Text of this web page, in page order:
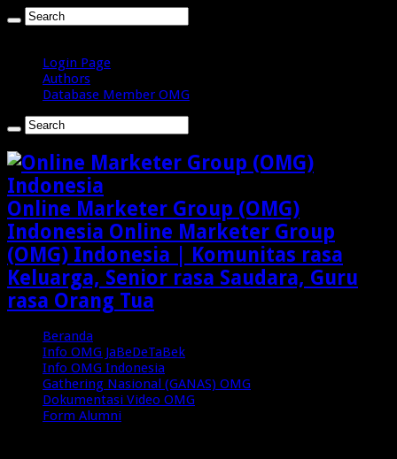
Login Page
Authors
Database Member OMG
Online Marketer Group (OMG)
Indonesia Online Marketer Group
(OMG) Indonesia | Komunitas rasa
Keluarga, Senior rasa Saudara, Guru
rasa Orang Tua
Beranda
Info OMG JaBeDeTaBek
Info OMG Indonesia
Gathering Nasional (GANAS) OMG
Dokumentasi Video OMG
Form Alumni